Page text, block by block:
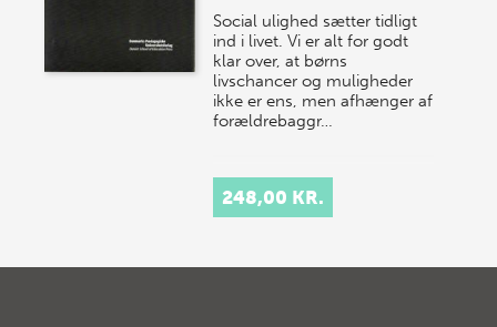
Social ulighed sætter tidligt
ind i livet. Vi er alt for godt
klar over, at børns
livschancer og muligheder
ikke er ens, men afhænger af
forældrebaggr…
248,00 KR.